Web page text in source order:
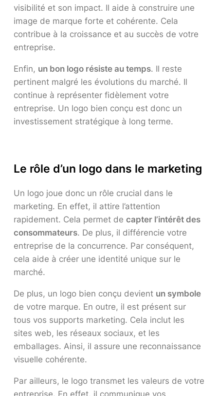
visibilité et son impact. Il aide à construire une
image de marque forte et cohérente. Cela
contribue à la croissance et au succès de votre
entreprise.
Enfin, un bon logo résiste au temps. Il reste
pertinent malgré les évolutions du marché. Il
continue à représenter fidèlement votre
entreprise. Un logo bien conçu est donc un
investissement stratégique à long terme.
Le rôle d’un logo dans le marketing
Un logo joue donc un rôle crucial dans le
marketing. En effet, il attire l’attention
rapidement. Cela permet de capter l’intérêt des
consommateurs. De plus, il différencie votre
entreprise de la concurrence. Par conséquent,
cela aide à créer une identité unique sur le
marché.
De plus, un logo bien conçu devient un symbole
de votre marque. En outre, il est présent sur
tous vos supports marketing. Cela inclut les
sites web, les réseaux sociaux, et les
emballages. Ainsi, il assure une reconnaissance
visuelle cohérente.
Par ailleurs, le logo transmet les valeurs de votre